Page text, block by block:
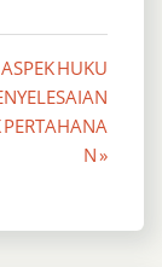
HUKU
N »